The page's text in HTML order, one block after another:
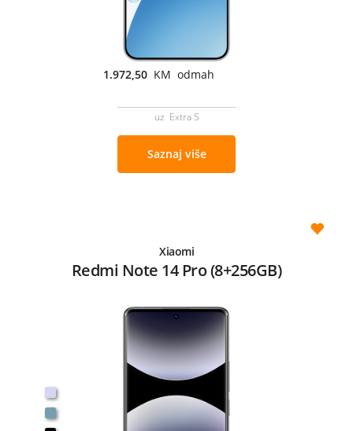
1.972,50 KM odmah
uz Extra S
Saznaj više
Xiaomi
Redmi Note 14 Pro (8+256GB)